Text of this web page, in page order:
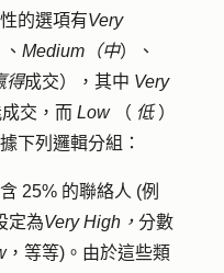
的選項有Very
Medium（中）、
得成交），其中 Very
交，而 Low （ 低 ）
下列邏輯分組：
25% 的聯絡人 (例
定為Very High， 分數
，等等)。由於這些類